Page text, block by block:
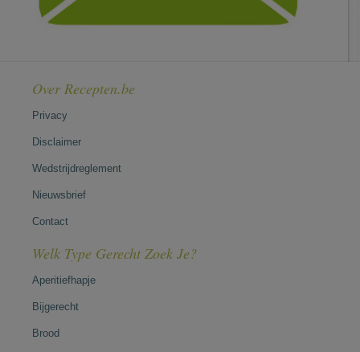
Over Recepten.be
Privacy
Disclaimer
Wedstrijdreglement
Nieuwsbrief
Contact
Welk Type Gerecht Zoek Je?
Aperitiefhapje
Bijgerecht
Brood